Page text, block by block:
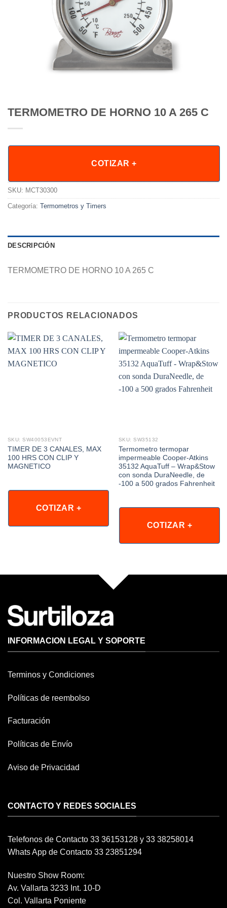
TERMOMETRO DE HORNO 10 A 265 C
COTIZAR +
SKU: MCT30300
Categoría: Termometros y Timers
DESCRIPCIÓN
TERMOMETRO DE HORNO 10 A 265 C
PRODUCTOS RELACIONADOS
SKU: SW40053EVNT
TIMER DE 3 CANALES, MAX
100 HRS CON CLIP Y
MAGNETICO
COTIZAR +
SKU: SW35132
Termometro termopar
impermeable Cooper-Atkins
35132 AquaTuff – Wrap&Stow
con sonda DuraNeedle, de
-100 a 500 grados Fahrenheit
COTIZAR +
INFORMACION LEGAL Y SOPORTE
Terminos y Condiciones
Políticas de reembolso
Facturación
Políticas de Envío
Aviso de Privacidad
CONTACTO Y REDES SOCIALES
Telefonos de Contacto 33 36153128 y 33 38258014
Whats App de Contacto 33 23851294
Nuestro Show Room:
Av. Vallarta 3233 Int. 10-D
Col. Vallarta Poniente